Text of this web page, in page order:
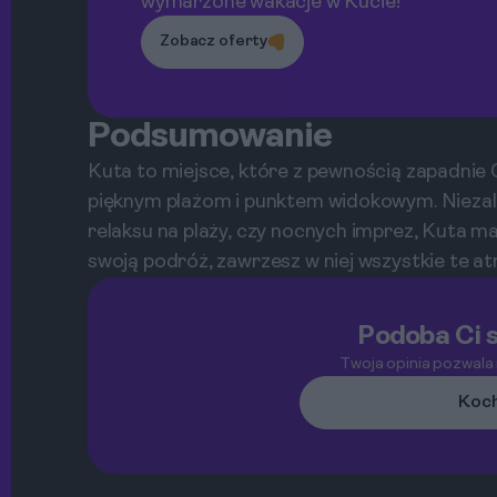
Zobacz oferty
Podsumowanie
Kuta to miejsce, które z pewnością
pięknym plażom i punktem widokowym.
relaksu na plaży, czy nocnych imprez, Kuta
swoją podróż, zawrzesz w niej wszystkie te
Podoba Ci
Twoja opinia